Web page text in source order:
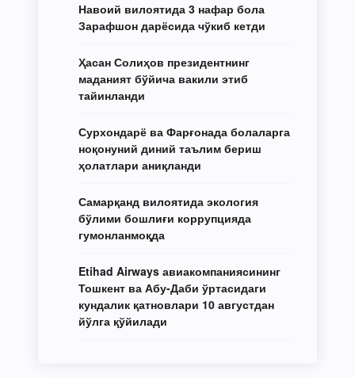
Навоий вилоятида 3 нафар бола
Зарафшон дарёсида чўкиб кетди
Ҳасан Солиҳов президентнинг
маданият бўйича вакили этиб
тайинланди
Сурхондарё ва Фарғонада болаларга
ноқонуний диний таълим бериш
ҳолатлари аниқланди
Самарқанд вилоятида экология
бўлими бошлиғи коррупцияда
гумонланмоқда
Etihad Airways авиакомпаниясининг
Тошкент ва Абу-Даби ўртасидаги
кундалик қатновлари 10 августдан
йўлга қўйилади